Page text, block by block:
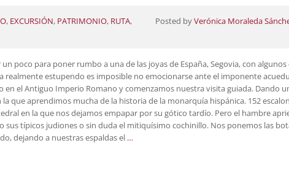
Posted byVerónica Moraleda
, EXCURSIÓN, PATRIMONIO, RUTA,
poco para poner rumbo a una de las joyas de España, Segovia, con algunos
realmente estupendo es imposible no emocionarse ante el imponente
en el Antiguo Imperio Romano y comenzamos nuestra visita guiada. Dando
que aprendimos mucha de la historia de la monarquía hispánica. 152
en la que nos dejamos empapar por su gótico tardío. Pero el hambre
típicos judiones o sin duda el mitiquísimo cochinillo. Nos ponemos las
dejando a nuestras espaldas el …